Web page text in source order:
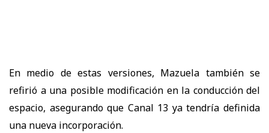
En medio de estas versiones, Mazuela también se
refirió a una posible modificación en la conducción del
espacio, asegurando que Canal 13 ya tendría definida
una nueva incorporación.